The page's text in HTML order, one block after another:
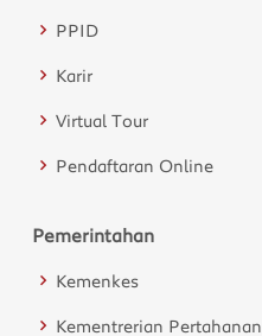
PPID
Karir
Virtual Tour
Pendaftaran Online
Pemerintahan
Kemenkes
Kementrerian Pertahanan